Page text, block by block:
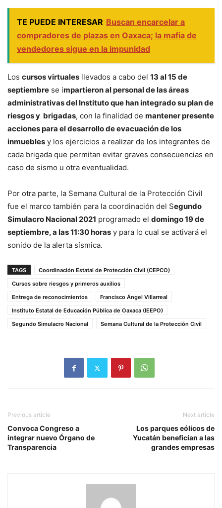
TE PUEDE INTERESAR Buscan encarcelar a
compradores de plazas en Oaxaca; la mafia de
vendedores sigue en la impunidad
Los cursos virtuales llevados a cabo del 13 al 15 de
septiembre se impartieron al personal de las áreas
administrativas del Instituto que han integrado su plan de
riesgos y brigadas, con la finalidad de mantener presente
acciones para el desarrollo de evacuación de los
inmuebles y los ejercicios a realizar de los integrantes de
cada brigada que permitan evitar graves consecuencias en
caso de sismo u otra eventualidad.
Por otra parte, la Semana Cultural de la Protección Civil
fue el marco también para la coordinación del Segundo
Simulacro Nacional 2021 programado el domingo 19 de
septiembre, a las 11:30 horas y para lo cual se activará el
sonido de la alerta sísmica.
TAGS
Coordinación Estatal de Protección Civil (CEPCO)
Cursos sobre riesgos y primeros auxilios
Entrega de reconocimientos
Francisco Ángel Villarreal
Instituto Estatal de Educación Pública de Oaxaca (IEEPO)
Segundo Simulacro Nacional
Semana Cultural de la Protección Civil
Previous article
Convoca Congreso a
integrar nuevo Órgano de
Transparencia
Next article
Los parques eólicos de
Yucatán benefician a las
grandes empresas